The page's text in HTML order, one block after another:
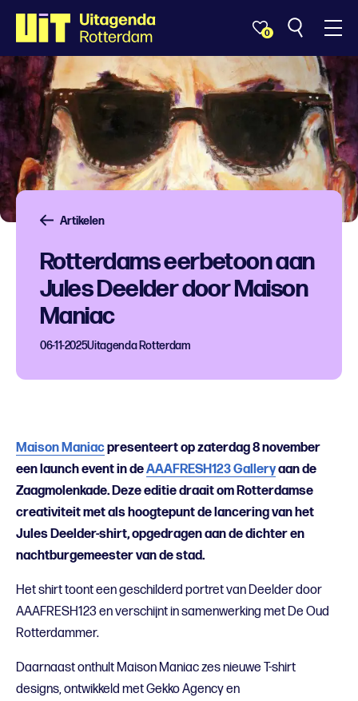
0
Artikelen
Rotterdams eerbetoon aan
Jules Deelder door Maison
Maniac
06-11-2025Uitagenda Rotterdam
Maison Maniacpresenteert op zaterdag 8 november
een launch event in deAAAFRESH123 Galleryaan de
Zaagmolenkade. Deze editie draait om Rotterdamse
creativiteit met als hoogtepunt de lancering van het
Jules Deelder-shirt, opgedragen aan de dichter en
nachtburgemeester van de stad.
Het shirt toont een geschilderd portret van Deelder door
AAAFRESH123 en verschijnt in samenwerking met De Oud
Rotterdammer.
Daarnaast onthult Maison Maniac zes nieuwe T-shirt
designs, ontwikkeld met Gekko Agency en